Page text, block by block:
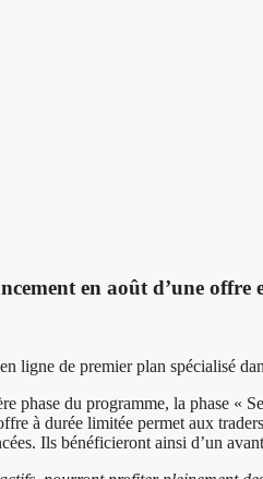
en août d’une offre
de premier plan spécialisé
phase du programme, la phase
à durée limitée permet aux
Ils bénéficieront ainsi d’un